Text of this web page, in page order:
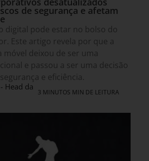
de segurança e afetam
digital pode estar no bolso do
Este artigo revela por que a
móvel deixou de ser uma
e passou a ser uma decisão
e eficiência.
Head da
3 MINUTOS MIN DE LEITURA